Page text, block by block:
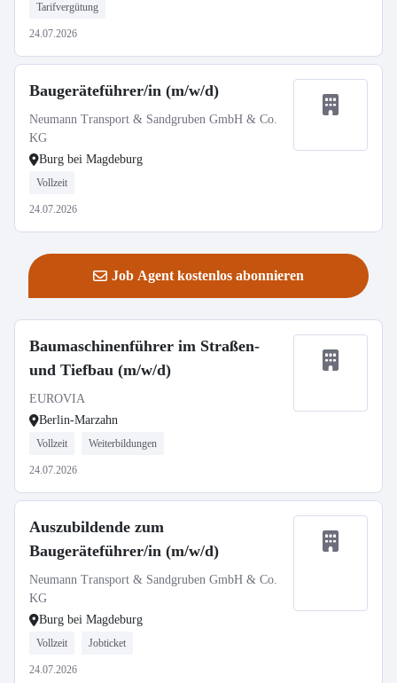
Tarifvergütung
24.07.2026
Baugeräteführer/in (m/w/d)
Neumann Transport & Sandgruben GmbH & Co.
KG
Burg bei Magdeburg
Vollzeit
24.07.2026
Job Agent kostenlos abonnieren
Baumaschinenführer im Straßen-
und Tiefbau (m/w/d)
EUROVIA
Berlin-Marzahn
Vollzeit Weiterbildungen
24.07.2026
Auszubildende zum
Baugeräteführer/in (m/w/d)
Neumann Transport & Sandgruben GmbH & Co.
KG
Burg bei Magdeburg
Vollzeit Jobticket
24.07.2026